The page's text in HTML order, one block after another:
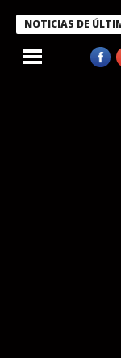
NOTICIAS DE
a miembros